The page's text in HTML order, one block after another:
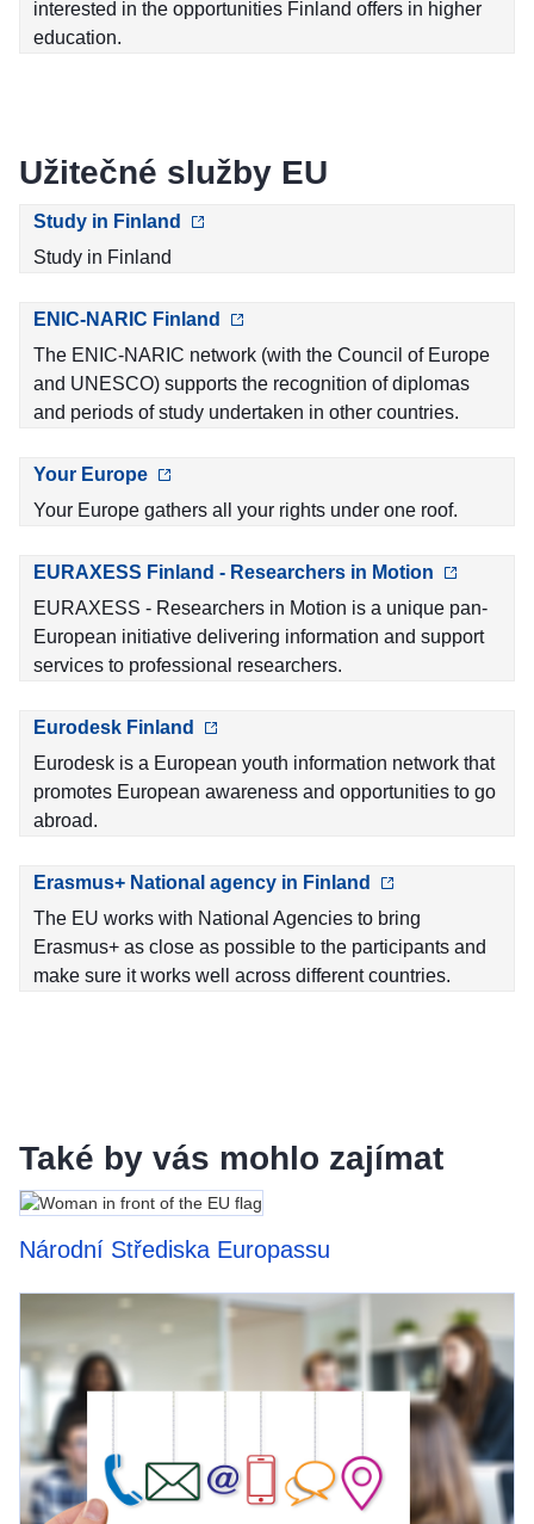
interested in the opportunities Finland offers in higher
education.
Užitečné služby EU
Study in Finland
Study in Finland
ENIC-NARIC Finland
The ENIC-NARIC network (with the Council of Europe
and UNESCO) supports the recognition of diplomas
and periods of study undertaken in other countries.
Your Europe
Your Europe gathers all your rights under one roof.
EURAXESS Finland - Researchers in Motion
EURAXESS - Researchers in Motion is a unique pan-
European initiative delivering information and support
services to professional researchers.
Eurodesk Finland
Eurodesk is a European youth information network that
promotes European awareness and opportunities to go
abroad.
Erasmus+ National agency in Finland
The EU works with National Agencies to bring
Erasmus+ as close as possible to the participants and
make sure it works well across different countries.
Také by vás mohlo zajímat
Národní Střediska Europassu